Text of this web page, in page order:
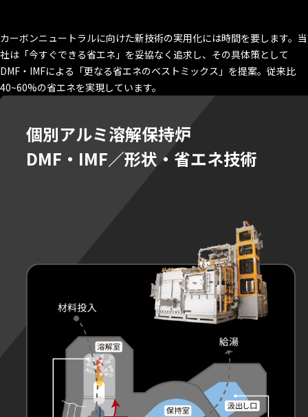
カーボンニュートラルに向けた新技術の実用化には時間を要します。当
社は「今すぐできる省エネ」を妥協なく追求し、その具体策として
DMF・IMFによる「更なる省エネのベストミックス」を提案。従来比
40~60%の省エネを実現しています。
個別アルミ溶解保持炉
DMF・IMF／形状・省エネ技術